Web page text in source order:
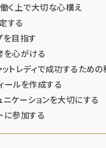
働く上で大切な心構え
する
を目指す
を心がける
ットレディで成功するため
ールを作成する
ニケーションを大切にする
に参加する